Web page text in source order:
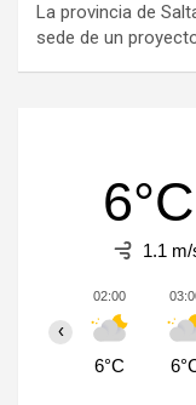
La provincia de
sede de un
6°C
1.1 m/
02:00
6°C
‹